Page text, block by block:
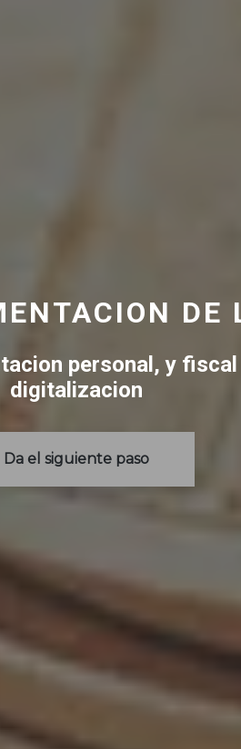
DE
personal, y
digitalizacion
Da el siguiente paso